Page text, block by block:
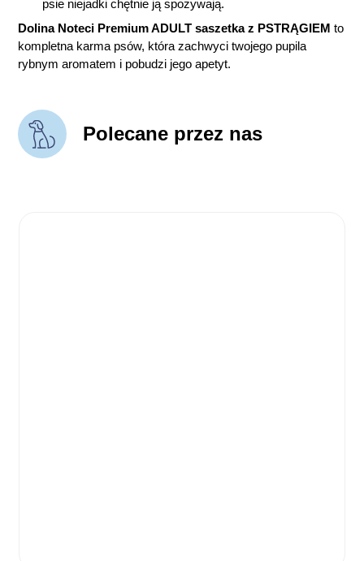
psie niejadki chętnie ją spożywają.
Dolina Noteci Premium ADULT saszetka z PSTRĄGIEM to
kompletna karma psów, która zachwyci twojego pupila
rybnym aromatem i pobudzi jego apetyt.
Polecane przez nas